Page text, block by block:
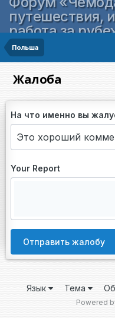
путешествия,
работа за
Польша
Жалоба
На что именно вы
Your Report
Отправить жалобу
Язык Тема
Powered